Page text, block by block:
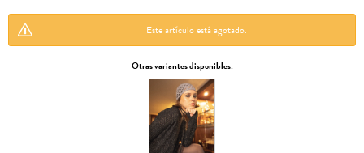
Este artículo está agotado.
Otras variantes disponibles: